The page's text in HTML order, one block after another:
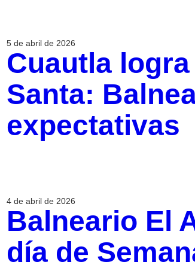
5 de abril de 2026
Cuautla
Santa:
expectativas
4 de abril de 2026
Balneario El
día de